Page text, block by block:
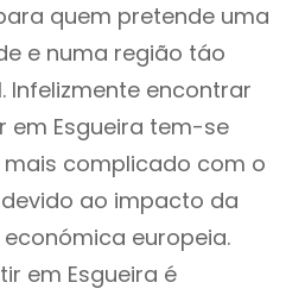
quem pretende uma
e numa região táo
Infelizmente encontrar
em Esgueira tem-se
complicado com o
ao impacto da
europeia.
em Esgueira é